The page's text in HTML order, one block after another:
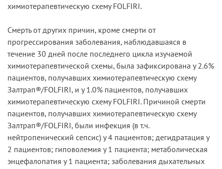
химиотерапевтическую схему FOLFIRI.
Смерть от других причин, кроме смерти от
прогрессирования заболевания, наблюдавшаяся в
течение 30 дней после последнего цикла изучаемой
химиотерапевтической схемы, была зафиксирована у 2.6%
пациентов, получавших химиотерапевтическую схему
Залтрап®/FOLFIRI, и у 1.0% пациентов, получавших
химиотерапевтическую схему FOLFIRI. Причиной смерти
пациентов, получавших химиотерапевтическую схему
Зaлтpaп®/FOLFIRI, были инфекция (в т.ч.
нейтропенический сепсис) у 4 пациентов; дегидратация у
2 пациентов; гиповолемия у 1 пациента; метаболическая
энцефалопатия у 1 пациента; заболевания дыхательных